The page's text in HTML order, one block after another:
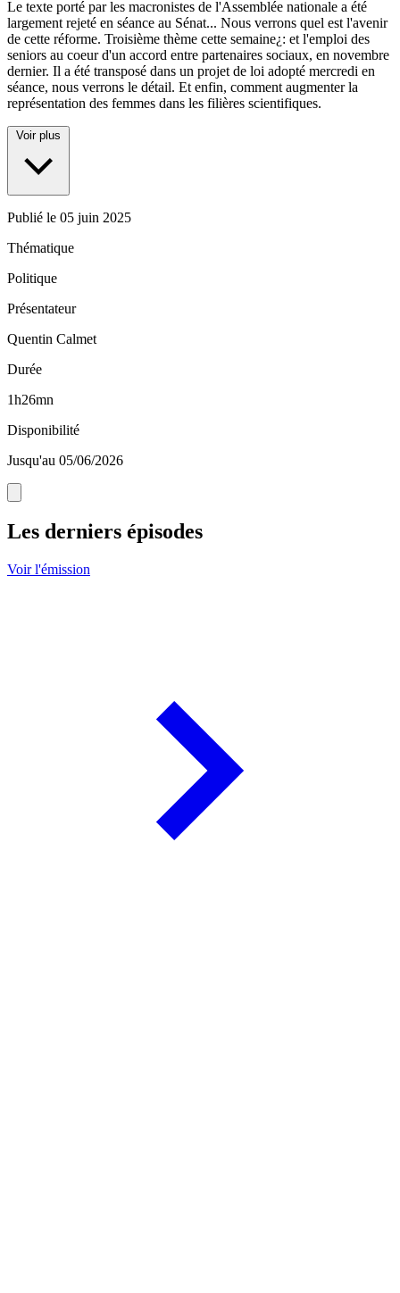
Le texte porté par les macronistes de l'Assemblée nationale a été
largement rejeté en séance au Sénat... Nous verrons quel est l'avenir
de cette réforme. Troisième thème cette semaine¿: et l'emploi des
seniors au coeur d'un accord entre partenaires sociaux, en novembre
dernier. Il a été transposé dans un projet de loi adopté mercredi en
séance, nous verrons le détail. Et enfin, comment augmenter la
représentation des femmes dans les filières scientifiques.
Voir plus
Publié le 05 juin 2025
Thématique
Politique
Présentateur
Quentin Calmet
Durée
1h26mn
Disponibilité
Jusqu'au 05/06/2026
Les derniers épisodes
Voir l'émission